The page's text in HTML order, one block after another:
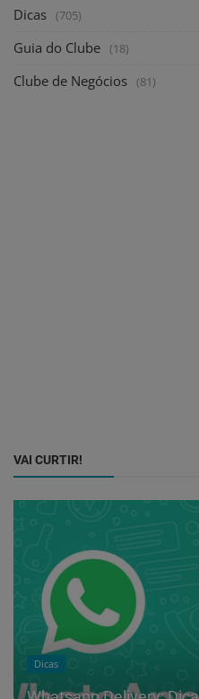
Dicas (705)
Guia do Clube (18)
Clube de Negócios (81)
VAI CURTIR!
Dicas